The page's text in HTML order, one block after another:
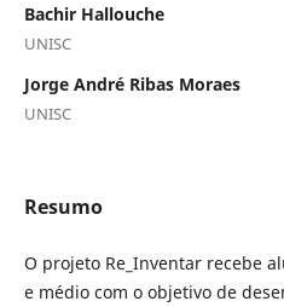
Bachir Hallouche
UNISC
Jorge André Ribas Moraes
UNISC
Resumo
O projeto Re_Inventar recebe
e médio com o objetivo de